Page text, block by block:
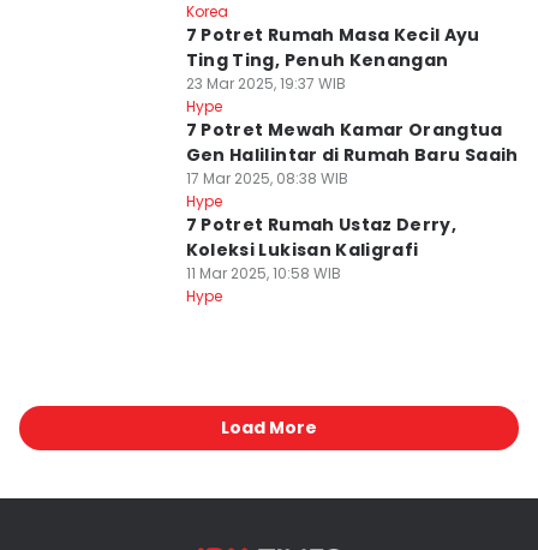
Korea
7 Potret Rumah Masa Kecil Ayu
Ting Ting, Penuh Kenangan
23 Mar 2025, 19:37 WIB
Hype
7 Potret Mewah Kamar Orangtua
Gen Halilintar di Rumah Baru Saaih
17 Mar 2025, 08:38 WIB
Hype
7 Potret Rumah Ustaz Derry,
Koleksi Lukisan Kaligrafi
11 Mar 2025, 10:58 WIB
Hype
Load More